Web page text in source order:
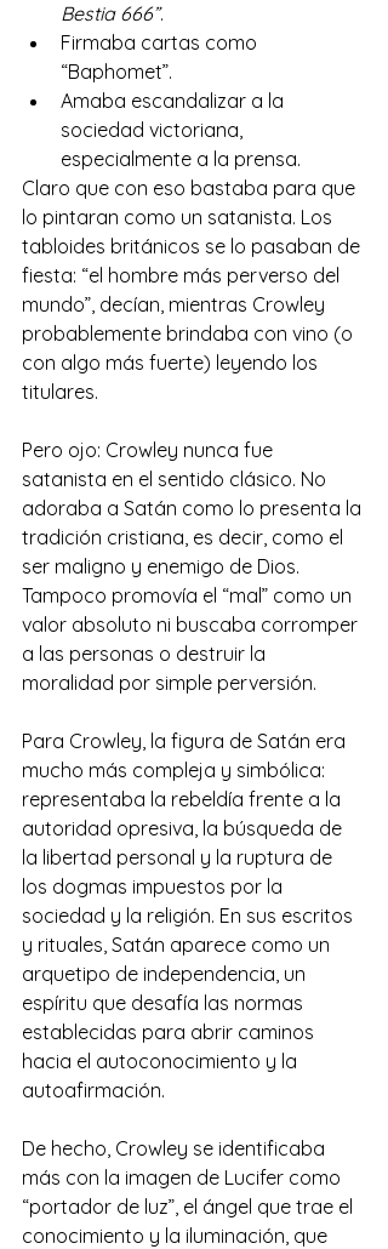
Bestia 666”.
Firmaba cartas como
“Baphomet”.
Amaba escandalizar a la
sociedad victoriana,
especialmente a la prensa.
Claro que con eso bastaba para que
lo pintaran como un satanista. Los
tabloides británicos se lo pasaban de
fiesta: “el hombre más perverso del
mundo”, decían, mientras Crowley
probablemente brindaba con vino (o
con algo más fuerte) leyendo los
titulares.
Pero ojo: Crowley nunca fue
satanista en el sentido clásico. No
adoraba a Satán como lo presenta la
tradición cristiana, es decir, como el
ser maligno y enemigo de Dios.
Tampoco promovía el “mal” como un
valor absoluto ni buscaba corromper
a las personas o destruir la
moralidad por simple perversión.
Para Crowley, la figura de Satán era
mucho más compleja y simbólica:
representaba la rebeldía frente a la
autoridad opresiva, la búsqueda de
la libertad personal y la ruptura de
los dogmas impuestos por la
sociedad y la religión. En sus escritos
y rituales, Satán aparece como un
arquetipo de independencia, un
espíritu que desafía las normas
establecidas para abrir caminos
hacia el autoconocimiento y la
autoafirmación.
De hecho, Crowley se identificaba
más con la imagen de Lucifer como
“portador de luz”, el ángel que trae el
conocimiento y la iluminación, que